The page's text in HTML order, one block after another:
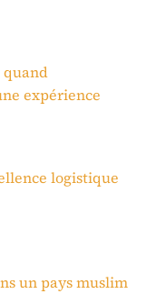
quand
expérience
logistique
un pays muslim